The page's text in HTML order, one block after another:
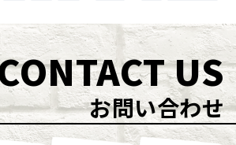
US
お問い合わせ